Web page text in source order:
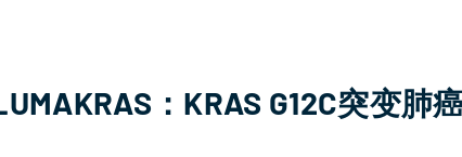
：KRAS G12C突变肺